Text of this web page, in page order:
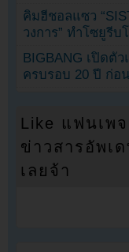
คิมฮีชอลแซว
วงการ” ทำโซยูรีบ
BIGBANG เปิดตั
ครบรอบ 20 ปี ก่อ
Like แฟนเพ
ข่าวสารอัพเ
เลยจ้า